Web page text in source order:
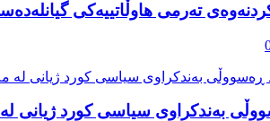
تەرمی هاوڵاتییەکی
بەندکراوی سیاسی کورد ژیانی لە